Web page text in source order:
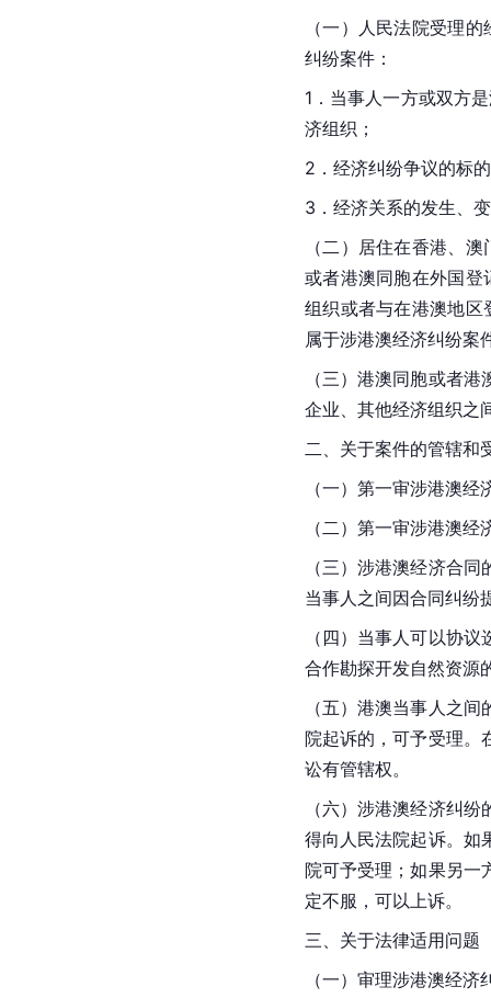
（一）人民法院受理
纠纷案件：
1．当事人一方或双方
济组织；
2．经济纠纷争议的标
3．经济关系的发生、
（二）居住在香港、
或者港澳同胞在外国登
组织或者与在港澳地区
属于涉港澳经济纠纷案
（三）港澳同胞或者
企业、其他经济组织之
二、关于案件的管辖和
（一）第一审涉港澳
（二）第一审涉港澳
（三）涉港澳经济合
当事人之间因合同纠纷
（四）当事人可以协
合作勘探开发自然资源
（五）港澳当事人之
院起诉的，可予受理。
讼有管辖权。
（六）涉港澳经济纠
得向人民法院起诉。如
院可予受理；如果另一
定不服，可以上诉。
三、关于法律适用问题
（一）审理涉港澳经